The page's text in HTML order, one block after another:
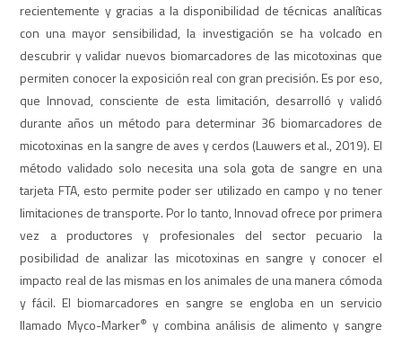
recientemente y gracias a la disponibilidad de técnicas analíticas
con una mayor sensibilidad, la investigación se ha volcado en
descubrir y validar nuevos biomarcadores de las micotoxinas que
permiten conocer la exposición real con gran precisión. Es por eso,
que Innovad, consciente de esta limitación, desarrolló y validó
durante años un método para determinar 36 biomarcadores de
micotoxinas en la sangre de aves y cerdos (Lauwers et al., 2019). El
método validado solo necesita una sola gota de sangre en una
tarjeta FTA, esto permite poder ser utilizado en campo y no tener
limitaciones de transporte. Por lo tanto, Innovad ofrece por primera
vez a productores y profesionales del sector pecuario la
posibilidad de analizar las micotoxinas en sangre y conocer el
impacto real de las mismas en los animales de una manera cómoda
y fácil. El biomarcadores en sangre se engloba en un servicio
llamado Myco-Marker® y combina análisis de alimento y sangre